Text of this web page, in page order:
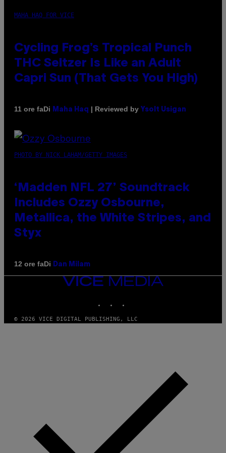
MAHA HAQ FOR VICE
Cycling Frog’s Tropical Punch
THC Seltzer Is Like an Adult
Capri Sun (That Gets You High)
11 ore faDi Maha Haq | Reviewed by Ysolt Usigan
PHOTO BY NICK LAHAM/GETTY IMAGES
‘Madden NFL 27’ Soundtrack
Includes Ozzy Osbourne,
Metallica, the White Stripes, and
Styx
12 ore faDi Dan Milam
VICE
MEDIA
© 2026 VICE DIGITAL PUBLISHING, LLC